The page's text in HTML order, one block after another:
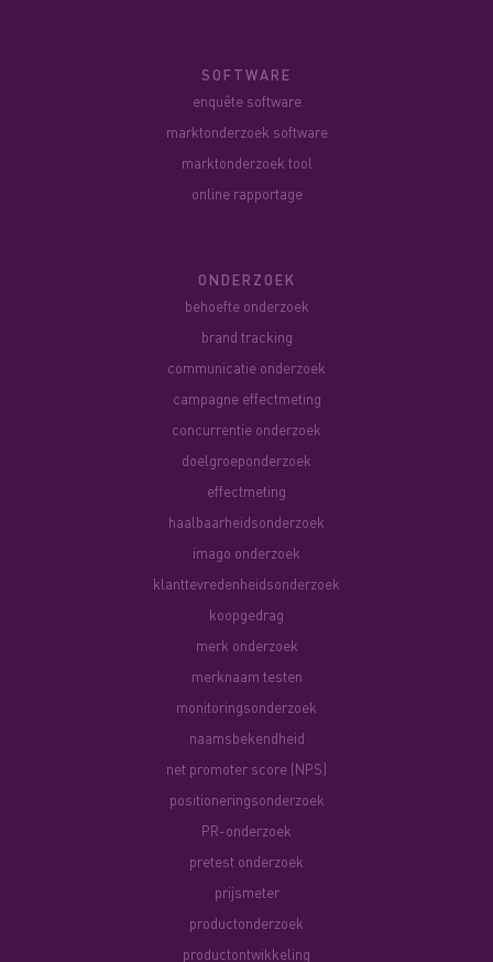
SOFTWARE
enquête software
marktonderzoek software
marktonderzoek tool
online rapportage
ONDERZOEK
behoefte onderzoek
brand tracking
communicatie onderzoek
campagne effectmeting
concurrentie onderzoek
doelgroeponderzoek
effectmeting
haalbaarheidsonderzoek
imago onderzoek
klanttevredenheidsonderzoek
koopgedrag
merk onderzoek
merknaam testen
monitoringsonderzoek
naamsbekendheid
net promoter score (NPS)
positioneringsonderzoek
PR-onderzoek
pretest onderzoek
prijsmeter
productonderzoek
productontwikkeling